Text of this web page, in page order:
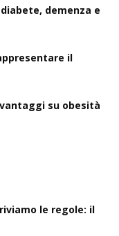
demenza e
il
su obesità
le regole: il